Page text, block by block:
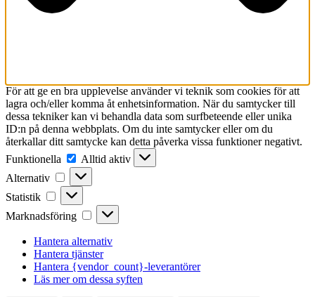
För att ge en bra upplevelse använder vi teknik som cookies för att
lagra och/eller komma åt enhetsinformation. När du samtycker till
dessa tekniker kan vi behandla data som surfbeteende eller unika
ID:n på denna webbplats. Om du inte samtycker eller om du
återkallar ditt samtycke kan detta påverka vissa funktioner negativt.
Funktionella
Funktionella
Alltid aktiv
Alternativ
Alternativ
Statistik Statistik
Marknadsföring Marknadsföring
Hantera alternativ
Hantera tjänster
Hantera {vendor_count}-leverantörer
Läs mer om dessa syften